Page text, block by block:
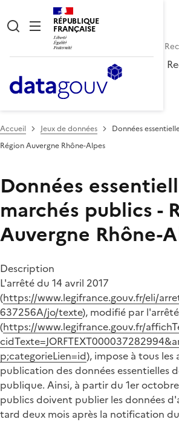
RÉPUBLIQUE
FRANÇAISE
Accueil Jeux de données
Données
Région Auvergne Rhône-Alpes
Données
marchés publics -
Auvergne Rhône-
Description
L'arrêté du 14 avril 2017
(https://www.legifrance.gouv.fr/eli/
637256A/jo/texte), modifié par
(https://www.legifrance.gouv.fr/
p;categorieLien=id), impose à tous
publication des données essentielles
publique. Ainsi, à partir du 1er
publics doivent publier les données
tard deux mois après la notification